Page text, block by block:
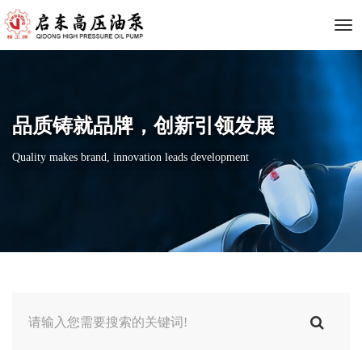
单
品质铸就品牌，创新引领发展
Quality makes brand, innovation leads development